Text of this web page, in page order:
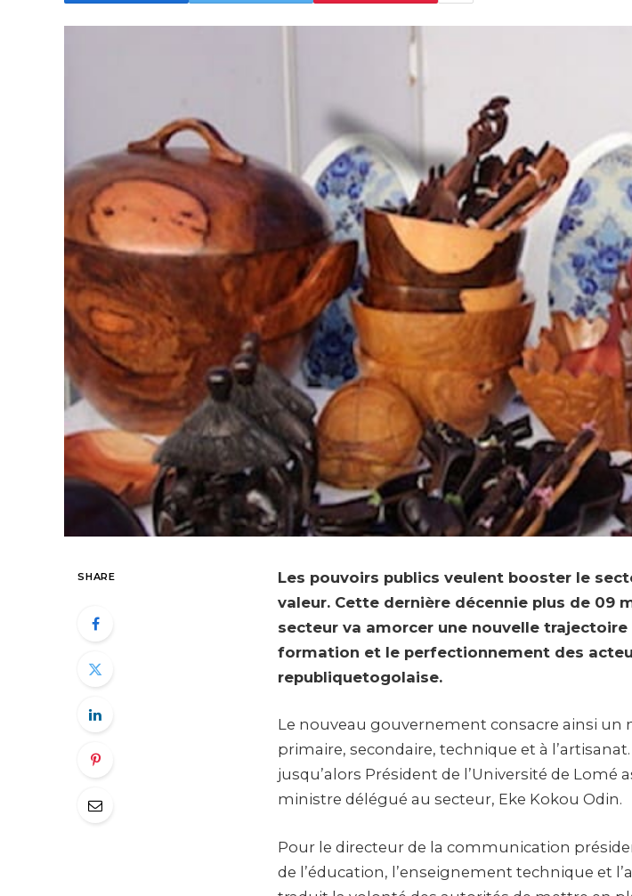
SHARE
Les pouvoirs publics veulent booster le
valeur. Cette dernière décennie plus de 09
secteur va amorcer une nouvelle
formation et le perfectionnement des
republiquetogolaise.
Le nouveau gouvernement consacre ainsi un
primaire, secondaire, technique et à l’artisanat.
jusqu’alors Président de l’Université de Lomé
ministre délégué au secteur, Eke Kokou Odin.
Pour le directeur de la communication
de l’éducation, l’enseignement technique et